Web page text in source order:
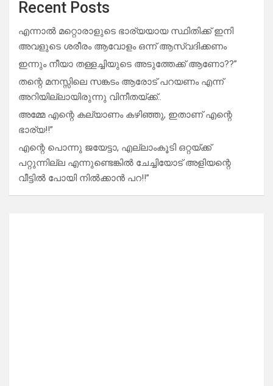
Recent Posts
എന്നാൽ മറ്റൊരാളുടെ ഭാര്യയായ സ്ഥിതിക്ക് ഇനി
അവളുടെ ശരീരം ആവോളം ഒന്ന് ആസ്വദിക്കണം
ഇന്നും നീയാ തള്ളച്ചിയുടെ അടുത്തേക്ക് ആണോ??”
തന്റെ മനസ്സിലെ സങ്കടം ആരോട് പറയണം എന്ന്
അറിയില്ലായിരുന്നു വിനീതയ്ക്ക്..
അമ്മേ എന്റെ കല്യാണം കഴിഞ്ഞു, ഇതാണ് എന്റെ
ഭാര്യ!!”
എന്റെ പൊന്നു ജയേട്ടാ, എല്ലാംകൂടി ഒറ്റയ്ക്ക്
പറ്റുന്നില്ല എന്നുണ്ടെങ്കിൽ ചേച്ചിയോട് അളിയന്റെ
വീട്ടിൽ പോയി നിൽക്കാൻ പറ!!”